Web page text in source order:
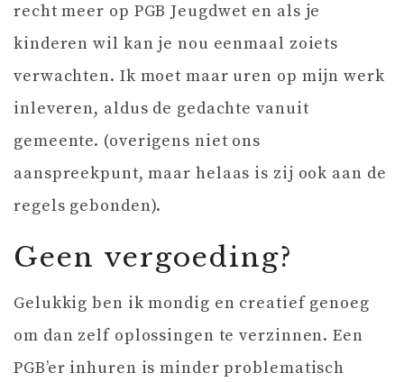
recht meer op PGB Jeugdwet en als je
kinderen wil kan je nou eenmaal zoiets
verwachten. Ik moet maar uren op mijn werk
inleveren, aldus de gedachte vanuit
gemeente. (overigens niet ons
aanspreekpunt, maar helaas is zij ook aan de
regels gebonden).
Geen vergoeding?
Gelukkig ben ik mondig en creatief genoeg
om dan zelf oplossingen te verzinnen. Een
PGB’er inhuren is minder problematisch